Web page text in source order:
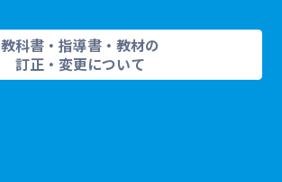
教科書・指導書・教材の
訂正・変更について